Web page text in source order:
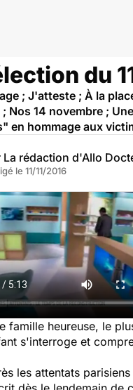
du
; J'atteste ; À la
; Nos 14 novembre ;
en hommage aux
La rédaction d'Allo
le 11/11/2016
famille heureuse, le
s'interroge et
les attentats